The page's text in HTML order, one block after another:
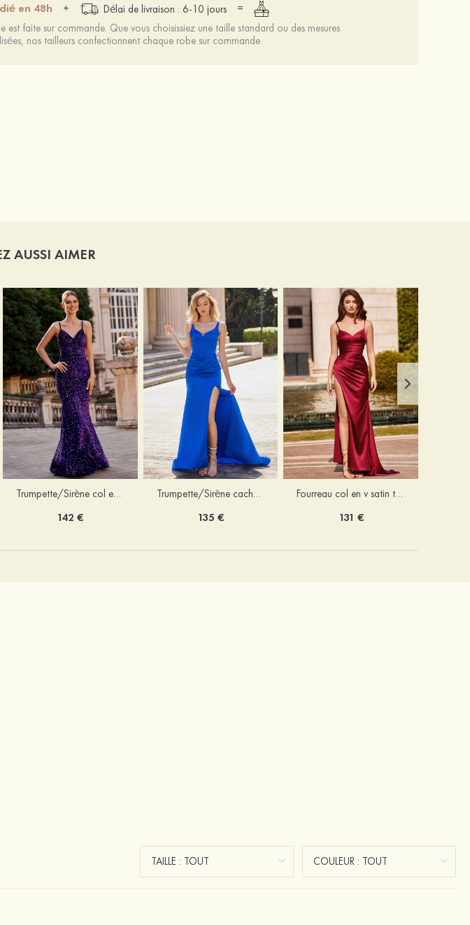
en 48h + Délai de livraison : 6-10 jours
=
est faite sur commande. Que vous choisissiez une taille standard ou des mesures
nos tailleurs confectionnent chaque robe sur commande.
AUSSI AIMER
Trumpette/Sirène col en v velours paillettes traîne balayage robe de bal
142 €
Trumpette/Sirène cache coeur charmeuse traîne balayage robe de bal
135 €
Fourreau col en v satin traîne balayage robe de bal
131 €